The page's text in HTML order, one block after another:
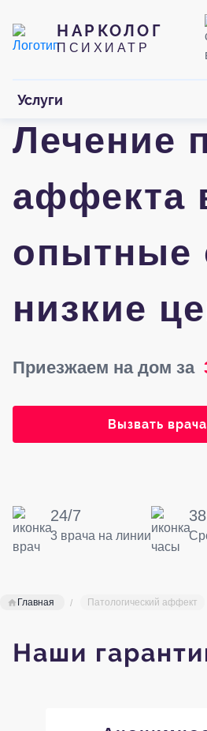
НАРКОЛОГ
ПСИХИАТР
Услуги
Лечение
аффекта
опытные
низкие
Приезжаем на дом за
Вызвать врача
24/7
3 врача на линии
Главная Патологический аффект
Наши